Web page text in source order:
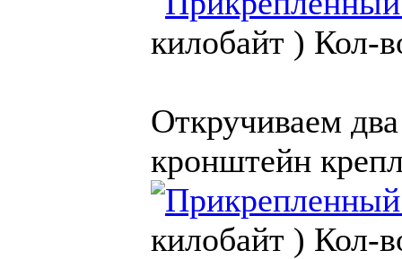
килобайт ) Кол-
Откручиваем
кронштейн
килобайт ) Кол-